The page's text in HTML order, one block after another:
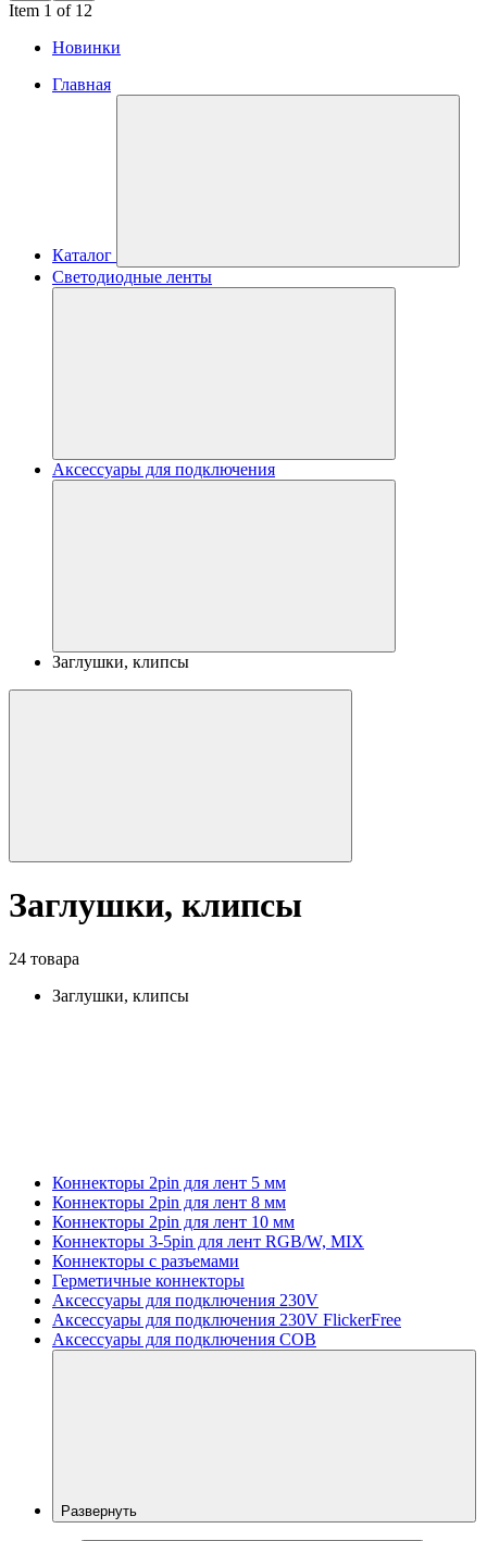
Item 1 of 12
Новинки
Главная
Каталог
Светодиодные ленты
Аксессуары для подключения
Заглушки, клипсы
Заглушки, клипсы
24 товара
Заглушки, клипсы
Коннекторы 2pin для лент 5 мм
Коннекторы 2pin для лент 8 мм
Коннекторы 2pin для лент 10 мм
Коннекторы 3-5pin для лент RGB/W, MIX
Коннекторы с разъемами
Герметичные коннекторы
Аксессуары для подключения 230V
Аксессуары для подключения 230V FlickerFree
Аксессуары для подключения COB
Развернуть